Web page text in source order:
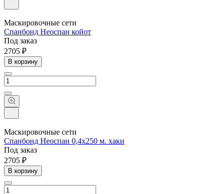
Маскировочные сети
Спанбонд Неоспан койот
Под заказ
2705 ₽
В корзину
Маскировочные сети
Спанбонд Неоспан 0,4х250 м. хаки
Под заказ
2705 ₽
В корзину